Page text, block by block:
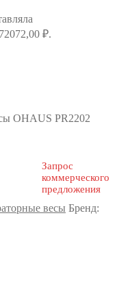
₽.
OHAUS PR2202
Запрос
коммерческого
предложения
весы Бренд: